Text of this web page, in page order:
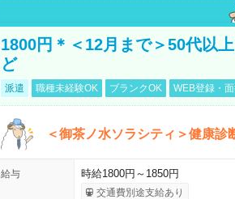
1800円＊＜12月まで＞50代以
ど
派遣 職種未経験OK ブランクOK WEB登録・
＜御茶ノ水ソラシティ＞健康診
給与 時給1800円～1850円
交通費別途支給あり